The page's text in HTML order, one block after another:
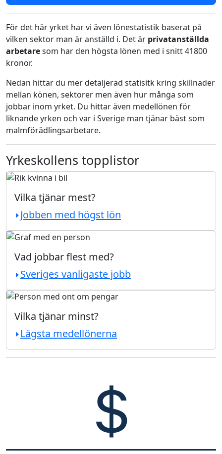
För det här yrket har vi även lönestatistik baserat på
vilken sektor man är anställd i. Det är privatanställda
arbetaresom har den högsta lönen med i snitt 41800
kronor.
Nedan hittar du mer detaljerad statisitk kring skillnader
mellan könen, sektorer men även hur många som
jobbar inom yrket. Du hittar även medellönen för
liknande yrken och var i Sverige man tjänar bäst som
malmförädlingsarbetare.
Yrkeskollens topplistor
Vilka tjänar mest?
Jobben med högst lön
Vad jobbar flest med?
Sveriges vanligaste jobb
Vilka tjänar minst?
Lägsta medellönerna